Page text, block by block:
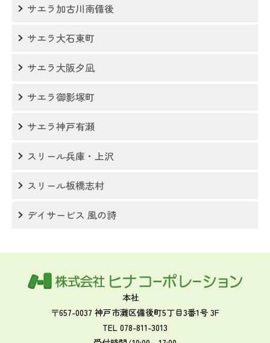
サエラ加古川南備後
サエラ大石東町
サエラ大阪夕凪
サエラ御影塚町
サエラ神戸有瀬
スリール兵庫・上沢
スリール板橋志村
デイサービス 風の詩
本社
〒657-0037 神戸市灘区備後町5丁目3番1号 3F
TEL 078-811-3013